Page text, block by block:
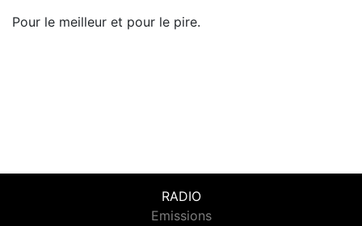
Pour le meilleur et pour le pire.
RADIO
Emissions